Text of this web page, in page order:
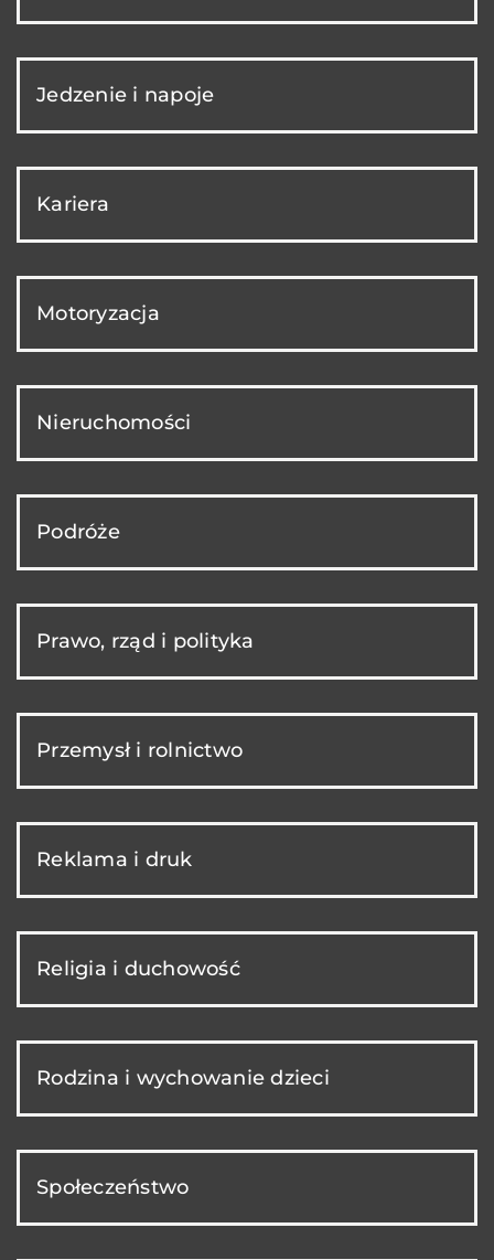
Jedzenie i napoje
Kariera
Motoryzacja
Nieruchomości
Podróże
Prawo, rząd i polityka
Przemysł i rolnictwo
Reklama i druk
Religia i duchowość
Rodzina i wychowanie dzieci
Społeczeństwo